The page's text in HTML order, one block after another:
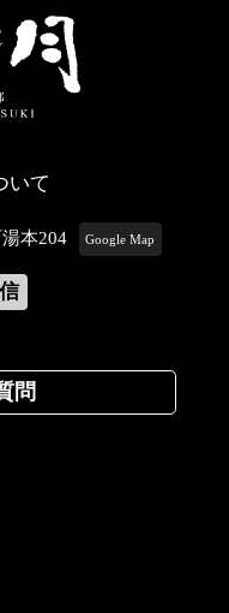
いて
本204 Google Map
問